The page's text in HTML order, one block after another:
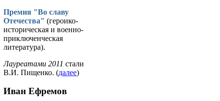
Премия "Во славу
Отечества" (героико-
историческая и военно-
приключенческая
литература).
Лауреатами 2011 стали
В.И. Пищенко. (далее)
Иван Ефремов